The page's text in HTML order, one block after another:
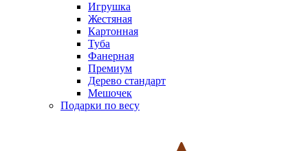
Игрушка
Жестяная
Картонная
Туба
Фанерная
Премиум
Дерево стандарт
Мешочек
Подарки по весу